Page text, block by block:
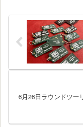
6月26日ラウンドツ